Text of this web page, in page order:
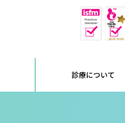
診療について